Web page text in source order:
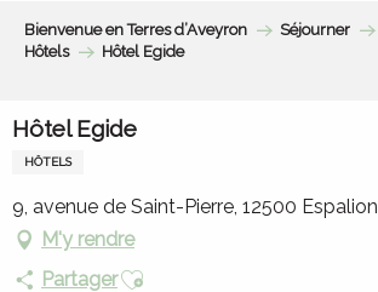
Bienvenue en Terres d’Aveyron Séjourner
Hôtels
Hôtel Egide
Hôtel Egide
HÔTELS
9, avenue de Saint-Pierre, 12500 Espalion
M'y rendre
PartagerAjouter aux favoris